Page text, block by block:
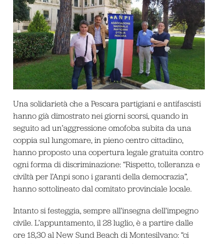
Una solidarietà che a Pescara partigiani e antifascisti
hanno già dimostrato nei giorni scorsi, quando in
seguito ad un’aggressione omofoba subita da una
coppia sul lungomare, in pieno centro cittadino,
hanno proposto una copertura legale gratuita contro
ogni forma di discriminazione: “Rispetto, tolleranza e
civiltà per l’Anpi sono i garanti della democrazia”,
hanno sottolineato dal comitato provinciale locale.
Intanto si festeggia, sempre all’insegna dell’impegno
civile. L’appuntamento, il 28 luglio, è a partire dalle
ore 18,30 al New Sund Beach di Montesilvano: “ci